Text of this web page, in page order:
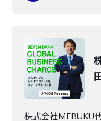
株式会社MEBUKU